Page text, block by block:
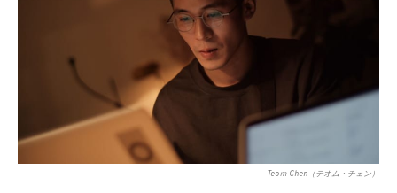
Teoｍ Chen（テオム・チェン）